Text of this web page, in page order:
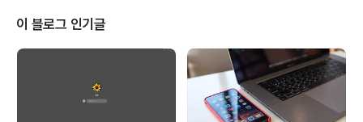
익스프레스, 에어포트 익스트림, 에어포트 타임캡슐이 그
것인데요. 본문에서 소개하려고 하는 에어포트 타임캡슐은
공유기로서의 기능은 물론이고 맥에서의 백업기능인 타임
캡슐 등까지 지원이 되는 활용도 높은 제품입니다. 지금부
터 이 녀석이 어떤 모습을 갖는지 살펴보도록 할게요. 애플
에어포트 타임캡슐 개봉기 및 간단후기 아래는 ..
이 블로그 인기글